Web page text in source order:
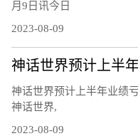
月9日讯今日
2023-08-09
神话世界预计上半年业绩
神话世界,
2023-08-09